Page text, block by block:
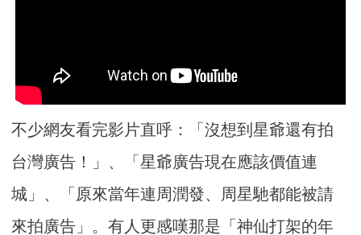
不少網友看完影片直呼：「沒想到星爺還有拍
台灣廣告！」、「星爺廣告現在應該價值連
城」、「原來當年連周潤發、周星馳都能被請
來拍廣告」。有人更感嘆那是「神仙打架的年